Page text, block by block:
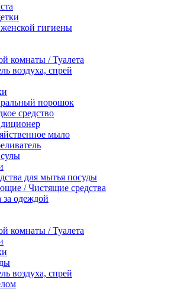
гигиены
комнаты / Туалета
воздуха, спрей
порошок
средство
мыло
для мытья посуды
/ Чистящие средства
за одеждой
комнаты / Туалета
воздуха, спрей